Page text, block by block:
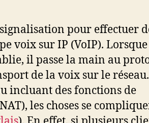
pour effectuer
voix sur IP (VoIP).
il passe la main au
de la voix sur le
incluant des fonctions de
les choses se